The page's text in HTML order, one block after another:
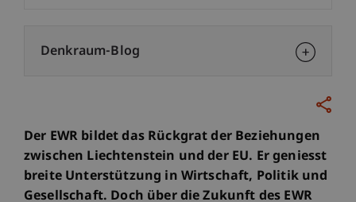
Der EWR bildet das Rückgrat der Beziehungen
zwischen Liechtenstein und der EU. Er geniesst
breite Unterstützung in Wirtschaft, Politik und
Gesellschaft. Doch über die Zukunft des EWR
Denkraum-Blog